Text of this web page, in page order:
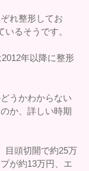
れ整形してお
るそうです。
年以降に整形
うかわからない
か、詳しい時期
目頭切開で約25万
が約13万円、エ